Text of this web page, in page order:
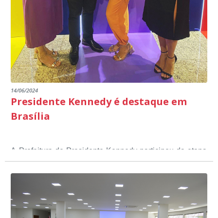
14/06/2024
Presidente Kennedy é destaque em
Brasília
A Prefeitura de Presidente Kennedy participou da etapa
nacional do 12º Prêmio Sebrae Prefeitura
Empreendedora, que visou valorizar e destacar o papel
dos gestores públicos comprometidos com o
desenvolvimento socioeconômico dos municípios, a
partir de iniciativas que estimulam o empreendedorismo,